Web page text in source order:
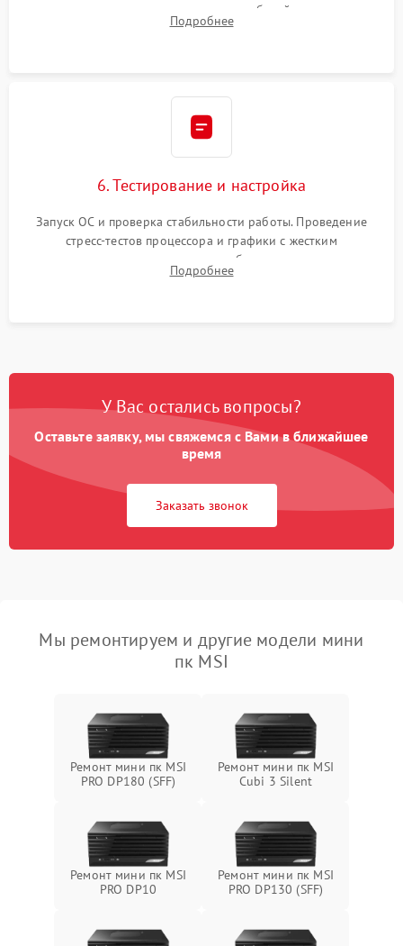
платы в корпус, аккуратная укладка кабелей и антенн для
предотвращения пережатия. Надежное закрытие корпуса.
Подробнее
6. Тестирование и настройка
Запуск ОС и проверка стабильности работы. Проведение
стресс-тестов процессора и графики с жестким
мониторингом температур во избежание троттлинга.
Проверка работы Wi-Fi, Bluetooth, звука и всех внешних
Подробнее
У Вас остались вопросы?
Оставьте заявку, мы свяжемся с Вами в ближайшее
время
Заказать звонок
Мы ремонтируем и другие модели мини
пк MSI
Ремонт мини пк MSI
PRO DP180 (SFF)
Ремонт мини пк MSI
Cubi 3 Silent
Ремонт мини пк MSI
PRO DP10
Ремонт мини пк MSI
PRO DP130 (SFF)